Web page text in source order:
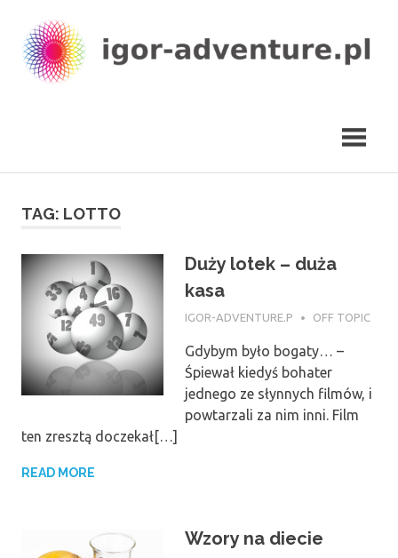
content
TAG: LOTTO
Duży lotek – duża
kasa
11 MAJA 2017
IGOR-ADVENTURE.P OFF TOPIC
Gdybym było bogaty… –
Śpiewał kiedyś bohater
jednego ze słynnych filmów, i
powtarzali za nim inni. Film
ten zresztą doczekał[…]
READ MORE
Wzory na diecie